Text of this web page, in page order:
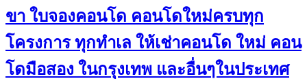
ขา ใบจองคอนโด คอนโดใหม่ครบทุก
โครงการ ทุกทำเล ให้เช่าคอนโด ใหม่ คอน
โดมือสอง ในกรุงเทพ และอื่นๆในประเทศ